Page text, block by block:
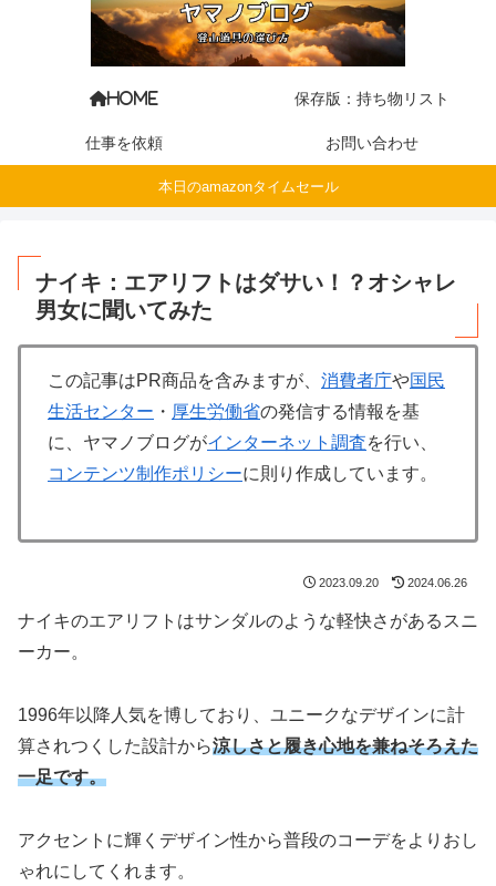
HOME 保存版：持ち物リスト
仕事を依頼 お問い合わせ
本日のamazonタイムセール
ナイキ：エアリフトはダサい！？オシャレ
男女に聞いてみた
この記事はPR商品を含みますが、 消費者庁や国民
生活センター ・ 厚生労働省の発信する情報を基
に、ヤマノブログがインターネット調査を行い、
コンテンツ制作ポリシーに則り作成しています。
2023.09.20 2024.06.26
ナイキのエアリフトはサンダルのような軽快さがあるスニ
ーカー。
1996年以降人気を博しており、ユニークなデザインに計
算されつくした設計から涼しさと履き心地を兼ねそろえた
一足です。
アクセントに輝くデザイン性から普段のコーデをよりおし
ゃれにしてくれます。